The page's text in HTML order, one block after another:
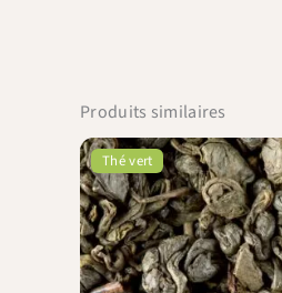
Produits similaires
Thé vert